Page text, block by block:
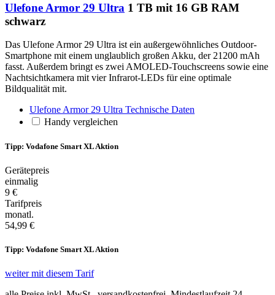
Ulefone Armor 29 Ultra 1 TB mit 16 GB RAM
schwarz
Das Ulefone Armor 29 Ultra ist ein außergewöhnliches Outdoor-
Smartphone mit einem unglaublich großen Akku, der 21200 mAh
fasst. Außerdem bringt es zwei AMOLED-Touchscreens sowie eine
Nachtsichtkamera mit vier Infrarot-LEDs für eine optimale
Bildqualität mit.
Ulefone Armor 29 Ultra Technische Daten
Handy vergleichen
Tipp: Vodafone Smart XL Aktion
Gerätepreis
einmalig
9 €
Tarifpreis
monatl.
54,99 €
Tipp: Vodafone Smart XL Aktion
weiter mit diesem Tarif